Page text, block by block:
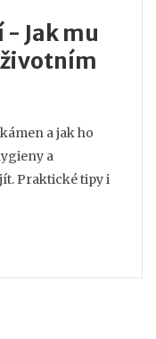
Jak mu
a jak ho
a
Praktické tipy i